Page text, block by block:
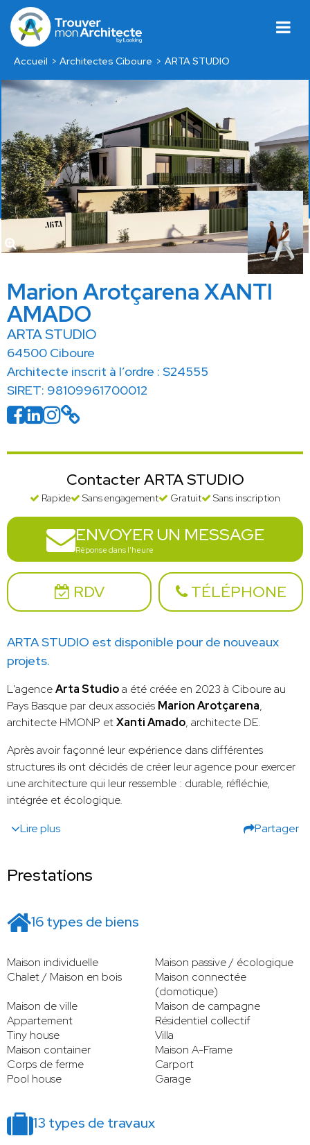
Accueil Architectes Ciboure ARTA STUDIO
Marion Arotçarena XANTI
AMADO
ARTA STUDIO
64500 Ciboure
Architecte inscrit à l’ordre : S24555
SIRET: 98109961700012
Contacter ARTA STUDIO
Rapide Sans engagement Gratuit Sans inscription
ENVOYER UN MESSAGE
Réponse dans l'heure
RDV TÉLÉPHONE
ARTA STUDIO est disponible pour de nouveaux
projets.
L'agenceArta Studioa été créée en 2023 à Ciboure au
Pays Basque par deux associés Marion Arotçarena,
architecte HMONP etXanti Amado, architecte DE.
Après avoir façonné leur expérience dans différentes
structures ils ont décidés de créer leur agence pour exercer
une architecture qui leur ressemble : durable, réfléchie,
intégrée et écologique.
Lire plus
Partager
Prestations
16 types de biens
Maison individuelle
Maison passive / écologique
Chalet / Maison en bois
Maison connectée
(domotique)
Maison de ville
Maison de campagne
Appartement
Résidentiel collectif
Tiny house
Villa
Maison container
Maison A-Frame
Corps de ferme
Carport
Pool house
Garage
13 types de travaux